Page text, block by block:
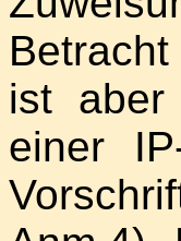
ist aber
einer